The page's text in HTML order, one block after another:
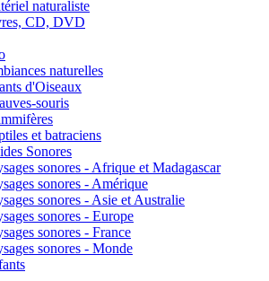
naturaliste
CD, DVD
naturelles
d'Oiseaux
souris
et batraciens
Sonores
sonores - Afrique et Madagascar
sonores - Amérique
sonores - Asie et Australie
sonores - Europe
sonores - France
sonores - Monde